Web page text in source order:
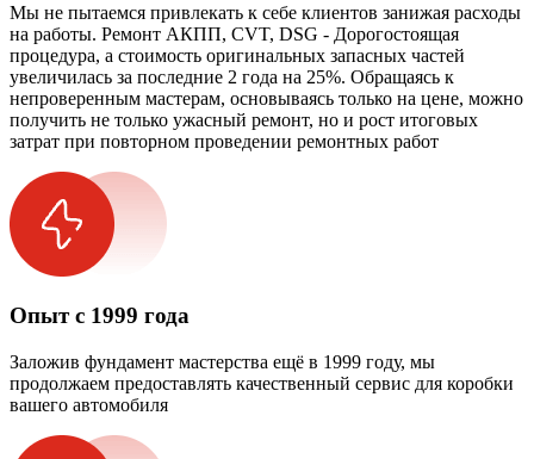
Мы не пытаемся привлекать к себе клиентов занижая расходы
на работы. Ремонт АКПП, CVT, DSG - Дорогостоящая
процедура, а стоимость оригинальных запасных частей
увеличилась за последние 2 года на 25%. Обращаясь к
непроверенным мастерам, основываясь только на цене, можно
получить не только ужасный ремонт, но и рост итоговых
затрат при повторном проведении ремонтных работ
Опыт с 1999 года
Заложив фундамент мастерства ещё в 1999 году, мы
продолжаем предоставлять качественный сервис для коробки
вашего автомобиля